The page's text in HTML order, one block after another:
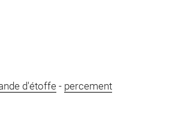
d'étoffe- percement